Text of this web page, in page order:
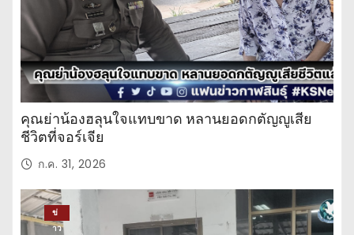
คุณย่าน้องฮลุนใจแทบขาด หลานยอดกตัญญูเสีย
ชีวิตที่จอร์เจีย
ก.ค. 31, 2026
ข่
าว